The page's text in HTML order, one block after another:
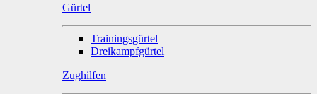
Gürtel
Trainingsgürtel
Dreikampfgürtel
Zughilfen